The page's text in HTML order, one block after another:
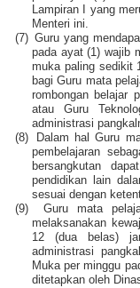
Lampiran I yang
Menteri ini.
(7) Guru yang
pada ayat (1) wajib
muka paling sedikit
bagi Guru mata
rombongan belajar
atau Guru
administrasi
(8)
Dalam hal Guru
pembelajaran
bersangkutan
pendidikan lain
sesuai dengan
(9)
Guru mata
melaksanakan
12 (dua belas)
administrasi
Muka per minggu
ditetapkan oleh